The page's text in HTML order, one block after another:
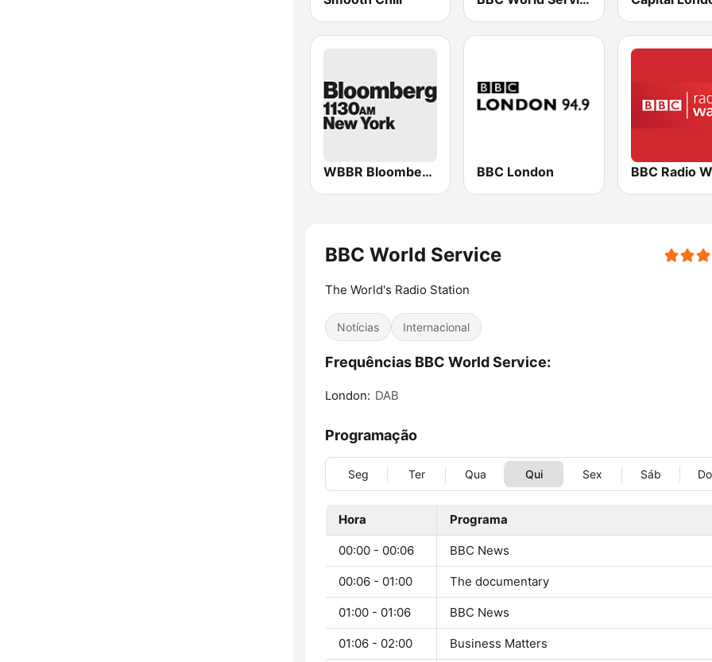
WBBR Bloomberg 1130 BBC London BBC Radio
BBC World Service
The World's Radio Station
Notícias Internacional
Frequências BBC World Service:
London: DAB
Programação
Seg Ter Qua Qui Sex Sáb
Hora Programa
00:00 - 00:06 BBC News
00:06 - 01:00 The documentary
01:00 - 01:06 BBC News
01:06 - 02:00 Business Matters